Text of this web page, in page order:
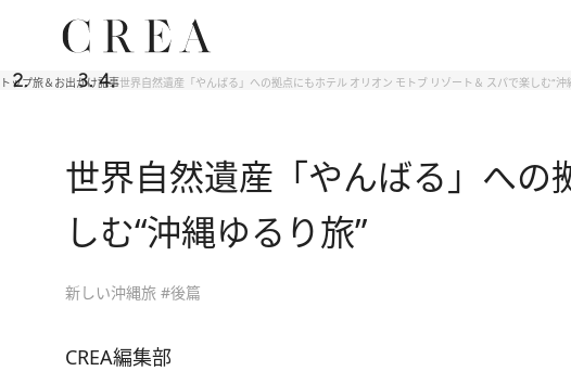
トップ旅＆お出かけ記事世界自然遺産「やんばる」への拠点にもホテル オリオン モトブ リゾート＆ スパで楽しむ“沖
世界自然遺産「やんばる」への
しむ“沖縄ゆるり旅”
新しい沖縄旅 #後篇
CREA編集部